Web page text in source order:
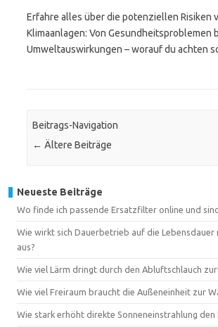
Erfahre alles über die potenziellen Risiken
Klimaanlagen: Von Gesundheitsproblemen
Umweltauswirkungen – worauf du achten
Beitrags-Navigation
← Ältere Beiträge
Neueste Beiträge
Wo finde ich passende Ersatzfilter online und
Wie wirkt sich Dauerbetrieb auf die Lebensdauer
aus?
Wie viel Lärm dringt durch den Abluftschlauch
Wie viel Freiraum braucht die Außeneinheit zur
Wie stark erhöht direkte Sonneneinstrahlung den